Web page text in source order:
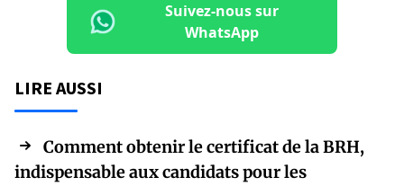
Suivez-nous sur
WhatsApp
LIRE AUSSI
Comment obtenir le certificat de la BRH,
indispensable aux candidats pour les